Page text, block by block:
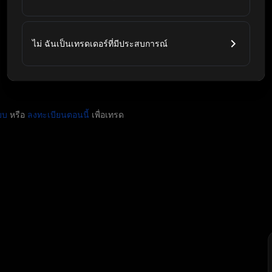
บ หรือ ลงทะเบียนตอนนี้ เพื่อเทรด
ไม่ ฉันเป็นเทรดเดอร์ที่มีประสบการณ์